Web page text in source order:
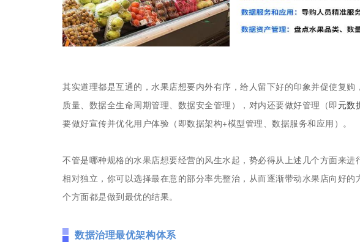
其实道理都是互通的，水果店想要内外有序，给人留下好的印象并促使复购
质量、数据全生命周期管理、数据安全管理），对内还要做好管理（即元数
要做好宣传并优化用户体验（即数据架构+模型管理、数据服务和应用）。
不管是哪种规格的水果店想要经营的风生水起，势必得从上述几个方面来
相对独立，你可以选择最在意的部分率先整治，从而逐渐带动水果店向好
个方面都是做到最优的结果。
数据治理最优架构体系